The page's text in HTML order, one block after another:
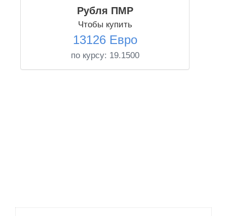
Рубля ПМР
Чтобы купить
13126 Евро
по курсу: 19.1500